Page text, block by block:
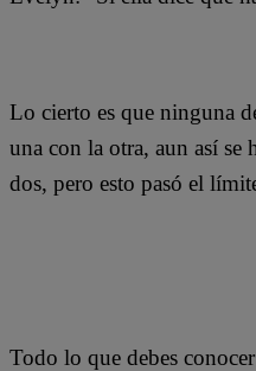
Lo cierto es que ninguna
una con la otra, aun así se
dos, pero esto pasó el
Todo lo que debes